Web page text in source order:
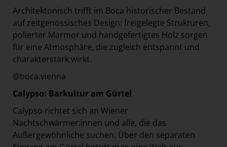
Architektonisch trifft im Boca historischer Bestand
auf zeitgenössisches Design: freigelegte Strukturen,
polierter Marmor und handgefertigtes Holz sorgen
für eine Atmosphäre, die zugleich entspannt und
charakterstark wirkt.
@boca.vienna
Calypso: Barkultur am Gürtel
Calypso richtet sich an Wiener
Nachtschwärmer:innen und alle, die das
Außergewöhnliche suchen. Über den separaten